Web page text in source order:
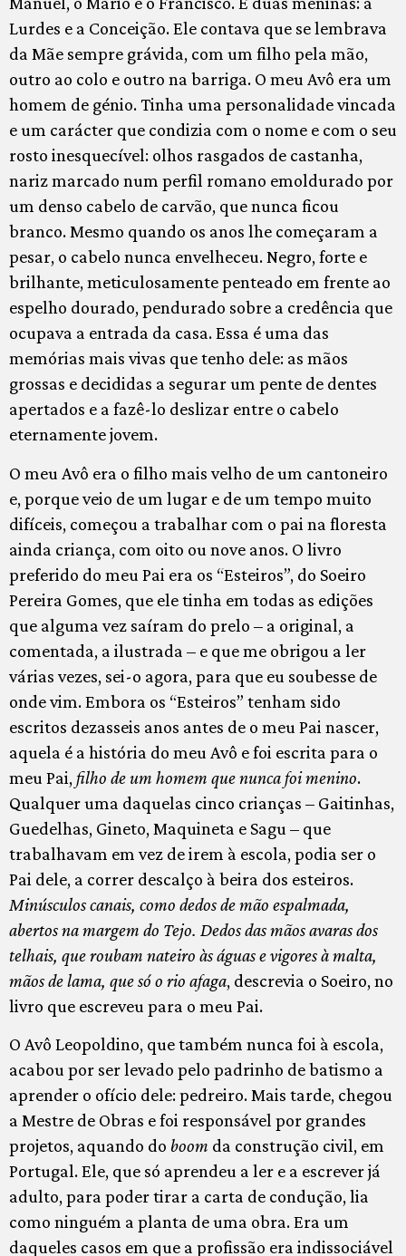
Lurdes e a Conceição. Ele contava que se lembrava
da Mãe sempre grávida, com um filho pela mão,
outro ao colo e outro na barriga. O meu Avô era um
homem de génio. Tinha uma personalidade vincada
e um carácter que condizia com o nome e com o seu
rosto inesquecível: olhos rasgados de castanha,
nariz marcado num perfil romano emoldurado por
um denso cabelo de carvão, que nunca ficou
branco. Mesmo quando os anos lhe começaram a
pesar, o cabelo nunca envelheceu. Negro, forte e
brilhante, meticulosamente penteado em frente ao
espelho dourado, pendurado sobre a credência que
ocupava a entrada da casa. Essa é uma das
memórias mais vivas que tenho dele: as mãos
grossas e decididas a segurar um pente de dentes
apertados e a fazê-lo deslizar entre o cabelo
eternamente jovem.
O meu Avô era o filho mais velho de um cantoneiro
e, porque veio de um lugar e de um tempo muito
difíceis, começou a trabalhar com o pai na floresta
ainda criança, com oito ou nove anos. O livro
preferido do meu Pai era os “Esteiros”, do Soeiro
Pereira Gomes, que ele tinha em todas as edições
que alguma vez saíram do prelo – a original, a
comentada, a ilustrada – e que me obrigou a ler
várias vezes, sei-o agora, para que eu soubesse de
onde vim. Embora os “Esteiros” tenham sido
escritos dezasseis anos antes de o meu Pai nascer,
aquela é a história do meu Avô e foi escrita para o
meu Pai, filho de um homem que nunca foi menino.
Qualquer uma daquelas cinco crianças – Gaitinhas,
Guedelhas, Gineto, Maquineta e Sagu – que
trabalhavam em vez de irem à escola, podia ser o
Pai dele, a correr descalço à beira dos esteiros.
Minúsculos canais, como dedos de mão espalmada,
abertos na margem do Tejo. Dedos das mãos avaras dos
telhais, que roubam nateiro às águas e vigores à malta,
mãos de lama, que só o rio afaga, descrevia o Soeiro, no
livro que escreveu para o meu Pai.
O Avô Leopoldino, que também nunca foi à escola,
acabou por ser levado pelo padrinho de batismo a
aprender o ofício dele: pedreiro. Mais tarde, chegou
a Mestre de Obras e foi responsável por grandes
projetos, aquando do boom da construção civil, em
Portugal. Ele, que só aprendeu a ler e a escrever já
adulto, para poder tirar a carta de condução, lia
como ninguém a planta de uma obra. Era um
daqueles casos em que a profissão era indissociável